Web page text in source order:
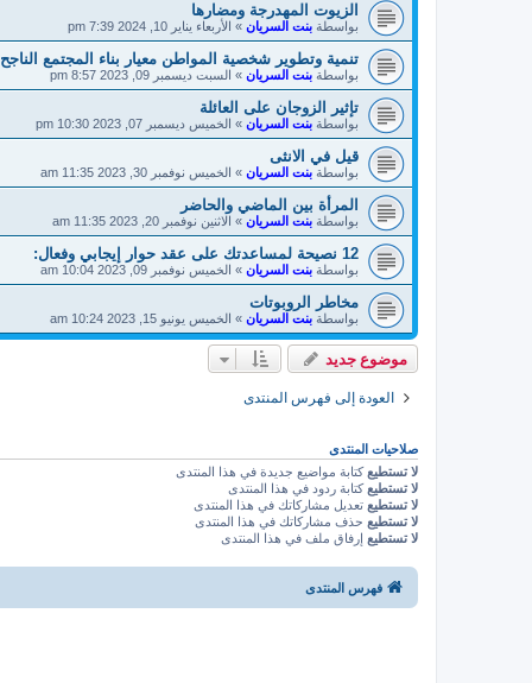
الزيوت المهدرجة ومضارها
بواسطة بنت السريان » الأربعاء يناير 10, 2024 7:39 pm
تنمية وتطوير شخصية المواطن معيار بناء المجتمع الناجح
بواسطة بنت السريان » السبت ديسمبر 09, 2023 8:57 pm
تإثير الزوجان على العائلة
بواسطة بنت السريان » الخميس ديسمبر 07, 2023 10:30 pm
قيل في الانثى
بواسطة بنت السريان » الخميس نوفمبر 30, 2023 11:35 am
المرأة بين الماضي والحاضر
بواسطة بنت السريان » الاثنين نوفمبر 20, 2023 11:35 am
12 نصيحة لمساعدتك على عقد حوار إيجابي وفعال:
بواسطة بنت السريان » الخميس نوفمبر 09, 2023 10:04 am
مخاطر الروبوتات
بواسطة بنت السريان » الخميس يونيو 15, 2023 10:24 am
موضوع جديد
العودة إلى فهرس المنتدى
صلاحيات المنتدى
لا تستطيع كتابة مواضيع جديدة في هذا المنتدى
لا تستطيع كتابة ردود في هذا المنتدى
لا تستطيع تعديل مشاركاتك في هذا المنتدى
لا تستطيع حذف مشاركاتك في هذا المنتدى
لا تستطيع إرفاق ملف في هذا المنتدى
فهرس المنتدى